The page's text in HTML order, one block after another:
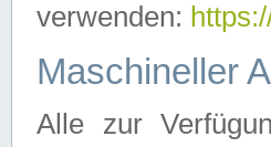
verwenden:
Maschineller
Alle zur